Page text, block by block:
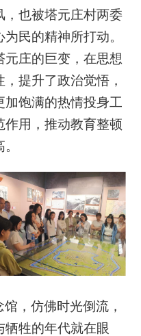
，也被塔元庄村两委
民的精神所打动。
庄的巨变，在思想
，提升了政治觉悟，
加饱满的热情投身工
作用，推动教育整顿
。
，仿佛时光倒流，
牺牲的年代就在眼